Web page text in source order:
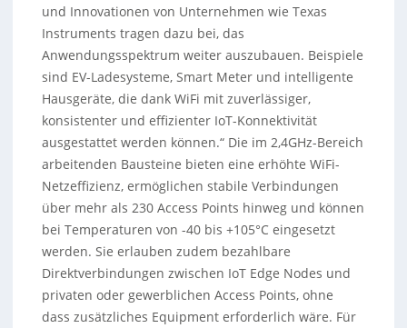
und Innovationen von Unternehmen wie Texas
Instruments tragen dazu bei, das
Anwendungsspektrum weiter auszubauen. Beispiele
sind EV-Ladesysteme, Smart Meter und intelligente
Hausgeräte, die dank WiFi mit zuverlässiger,
konsistenter und effizienter IoT-Konnektivität
ausgestattet werden können.“ Die im 2,4GHz-Bereich
arbeitenden Bausteine bieten eine erhöhte WiFi-
Netzeffizienz, ermöglichen stabile Verbindungen
über mehr als 230 Access Points hinweg und können
bei Temperaturen von -40 bis +105°C eingesetzt
werden. Sie erlauben zudem bezahlbare
Direktverbindungen zwischen IoT Edge Nodes und
privaten oder gewerblichen Access Points, ohne
dass zusätzliches Equipment erforderlich wäre. Für